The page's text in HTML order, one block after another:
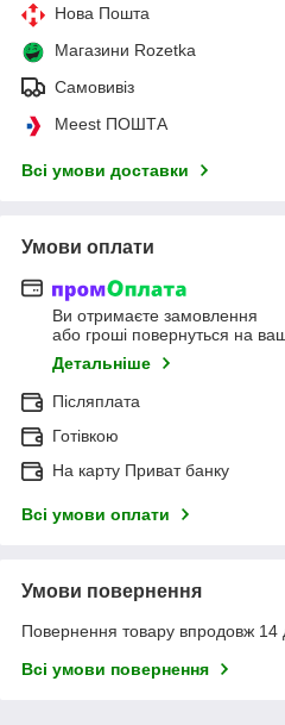
Нова Пошта
Магазини Rozetka
Самовивіз
Meest ПОШТА
Всі умови доставки
Умови оплати
Ви отримаєте замовлення
або гроші повернуться на
Детальніше
Післяплата
Готівкою
На карту Приват банку
Всі умови оплати
Умови повернення
Повернення товару впродовж 14
Всі умови повернення